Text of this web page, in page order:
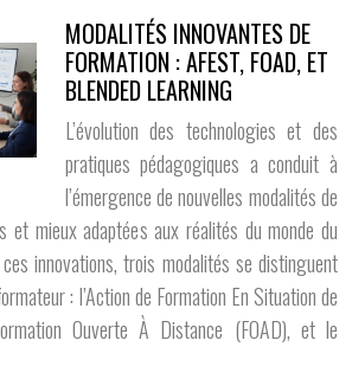
MODALITÉS INNOVANTES DE
FORMATION : AFEST, FOAD, ET
BLENDED LEARNING
L’évolution des technologies et des
pratiques pédagogiques a conduit à
l’émergence de nouvelles modalités de
et mieux adaptées aux réalités du monde du
innovations, trois modalités se distinguent
: l’Action de Formation En Situation de
Ouverte À Distance (FOAD), et le